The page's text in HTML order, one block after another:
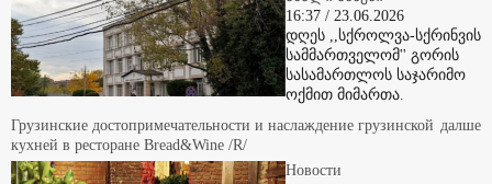
დღეს ,,სქროლვა-სქრინვის
სამმართველომ'' გორის
სასამართლოს საჯარიმო
ოქმით მიმართა.
Грузинские достопримечательности и наслаждение грузинской
кухней в ресторане Bread&Wine /R/
17:28 / 20.04.2023